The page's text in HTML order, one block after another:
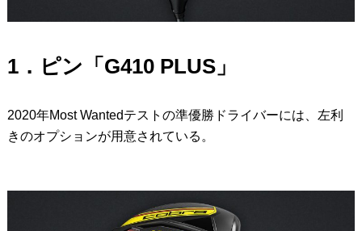
1．ピン「G410 PLUS」
2020年Most Wantedテストの準優勝ドライバーには、左利
きのオプションが用意されている。